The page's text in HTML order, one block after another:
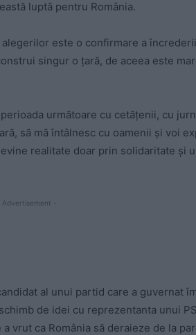
luptă pentru România.
este o confirmare a
singur o țară, de aceea este
următoare cu cetățenii, cu
să mă întâlnesc cu oamenii și voi
realitate doar prin solidaritate și
Advertisement -
al unui partid care a guvernat
de idei cu reprezentanta unui
vrut ca România să deraieze de la